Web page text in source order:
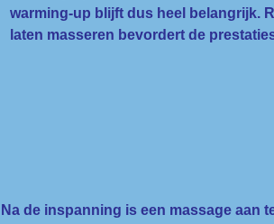
warming-up blijft dus heel belangrijk.
laten masseren bevordert de
Na de inspanning is een massage aan